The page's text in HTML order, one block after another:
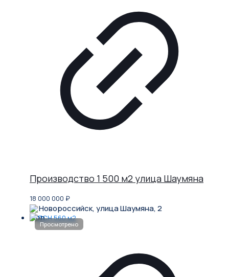
Производство 1 500 м2 улица Шаумяна
18 000 000 ₽
Новороссийск, улица Шаумяна, 2